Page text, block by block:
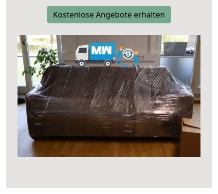
Kostenlose Angebote erhalten